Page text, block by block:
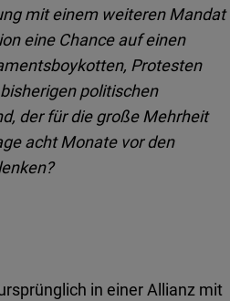
mit einem weiteren Mandat
eine Chance auf einen
Protesten
politischen
der für die große Mehrheit
acht Monate vor den
in einer Allianz mit
Embed
D.Vinci
Typeform